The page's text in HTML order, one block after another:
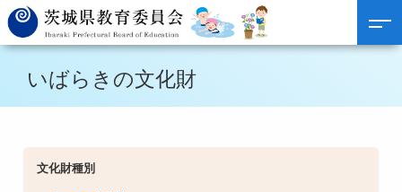
いばらきの文化財
文化財種別